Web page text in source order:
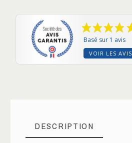
Basé sur 1 avis
VOIR LES AVIS
DESCRIPTION